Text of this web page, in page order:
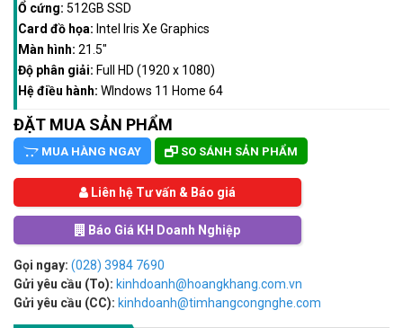
Ổ cứng: 512GB SSD
Card đồ họa: Intel Iris Xe Graphics
Màn hình: 21.5"
Độ phân giải: Full HD (1920 x 1080)
Hệ điều hành: WIndows 11 Home 64
ĐẶT MUA SẢN PHẨM
MUA HÀNG NGAY SO SÁNH SẢN PHẨM
Liên hệ Tư vấn & Báo giá
Báo Giá KH Doanh Nghiệp
Gọi ngay: (028) 3984 7690
Gửi yêu cầu (To): kinhdoanh@hoangkhang.com.vn
Gửi yêu cầu (CC): kinhdoanh@timhangcongnghe.com